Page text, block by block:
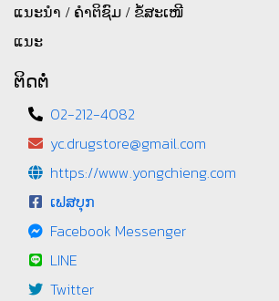
ແນະນຳ / ຄຳຕິຊົມ / ຂໍ້ສະເໜີ
ແນະ
ຕິດຕໍ່
02-212-4082
yc.drugstore@gmail.com
https://www.yongchieng.com
ເຟສບຸກ
Facebook Messenger
LINE
Twitter